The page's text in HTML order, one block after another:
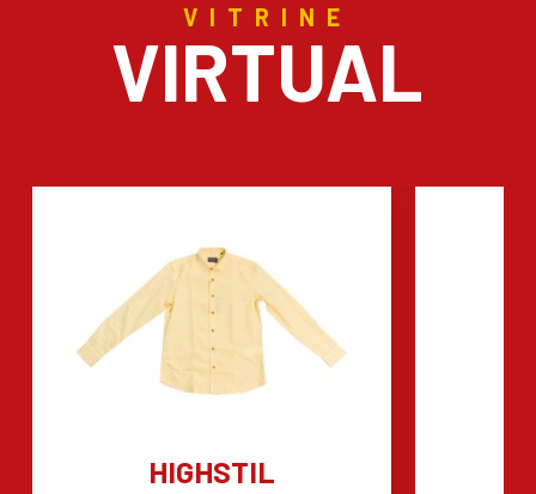
VITRINE
VIRTUAL
HIGHSTIL